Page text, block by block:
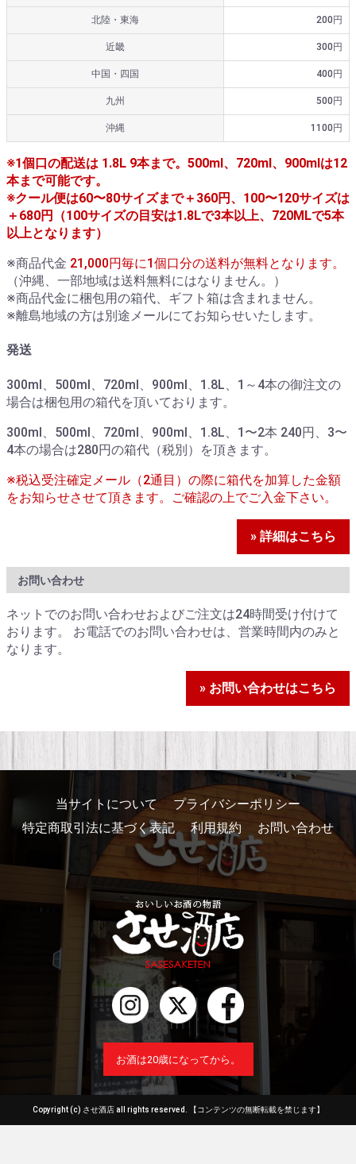
北陸・東海 200円
近畿 300円
中国・四国 400円
九州 500円
沖縄 1100円
※1個口の配送は 1.8L 9本まで。500ml、720ml、900mlは12
本まで可能です。
※クール便は60〜80サイズまで＋360円、100〜120サイズは
＋680円（100サイズの目安は1.8Lで3本以上、720MLで5本
以上となります）
※商品代金 21,000円毎に1個口分の送料が無料となります。
（沖縄、一部地域は送料無料にはなりません。）
※商品代金に梱包用の箱代、ギフト箱は含まれません。
※離島地域の方は別途メールにてお知らせいたします。
発送
300ml、500ml、720ml、900ml、1.8L、1～4本の御注文の
場合は梱包用の箱代を頂いております。
300ml、500ml、720ml、900ml、1.8L、1〜2本 240円、3〜
4本の場合は280円の箱代（税別）を頂きます。
※税込受注確定メール（2通目）の際に箱代を加算した金額
をお知らせさせて頂きます。ご確認の上でご入金下さい。
» 詳細はこちら
お問い合わせ
ネットでのお問い合わせおよびご注文は24時間受け付けて
おります。 お電話でのお問い合わせは、営業時間内のみと
なります。
» お問い合わせはこちら
当サイトについて
プライバシーポリシー
特定商取引法に基づく表記
利用規約 お問い合わせ
お酒は20歳になってから。
Copyright (c) させ酒店 all rights reserved. 【コンテンツの無断転載を禁じます】